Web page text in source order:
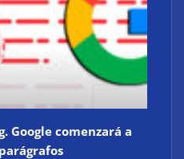
Google comenzará a